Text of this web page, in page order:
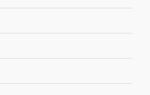
2026